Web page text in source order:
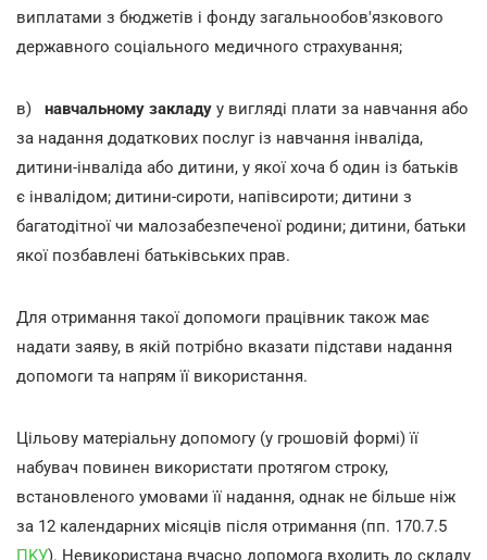
виплатами з бюджетів і фонду загальнообов'язкового
державного соціального медичного страхування;
в) навчальному закладу у вигляді плати за навчання або
за надання додаткових послуг із навчання інваліда,
дитини-інваліда або дитини, у якої хоча б один із батьків
є інвалідом; дитини-сироти, напівсироти; дитини з
багатодітної чи малозабезпеченої родини; дитини, батьки
якої позбавлені батьківських прав.
Для отримання такої допомоги працівник також має
надати заяву, в якій потрібно вказати підстави надання
допомоги та напрям її використання.
Цільову матеріальну допомогу (у грошовій формі) її
набувач повинен використати протягом строку,
встановленого умовами її надання, однак не більше ніж
за 12 календарних місяців після отримання (пп. 170.7.5
ПKУ). Невикористана вчасно допомога входить до складу